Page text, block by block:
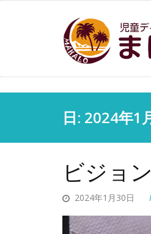
日: 2024年1
ビジョ
2024年1月30日